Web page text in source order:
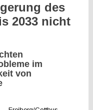
des
2033 nicht
im
von